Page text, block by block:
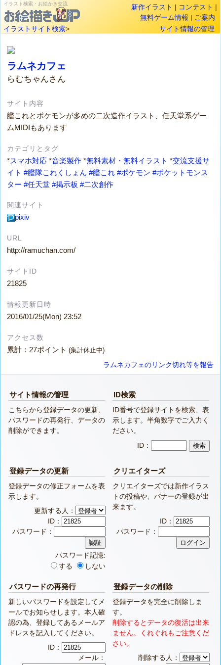
イラスト検索・お絵かき交流 新作イラスト | コンテスト |
無料ゲーム情報 | ご案内
イラストサイト検索> サイト情報の管理
ラムネカフェ
らむちゃんさん
サイト内容
艦これとポケモンが多めの二次造作イラスト、任天堂系ゲー
ムMIDIもあります
カテゴリとタグ
*スマホ対応 *音楽製作 *無料素材・無料イラスト *交流支援サ
イト #艦隊これくしょん #艦これ #ポケモン #ポケットモンス
ター #任天堂 #掲示板 #二次創作
関連サイト
pixiv
URL
http://ramuchan.com/
サイトID
21825
情報更新日時
2016/01/25(Mon) 23:52
アクセス数
累計：27ポイント(集計休止中)
ラムネカフェのリンク切れ等を報告
サイト情報の管理
こちらから登録データの更新、
パスワードの再発行、データの
削除ができます。
ID検索
ID番号で登録サイトを検索、表
示します。半角数字でご入力く
ださい。
ID：
登録データの更新
登録データの修正フォームを表
示します。
更新する人：
ID：
パスワード：
パスワード記憶:
する
しない
クリエイターズ
クリエイターズでは新作イラス
トの投稿や、バナーの登録が出
来ます。
ID：
パスワード：
パスワードの再発行
新しいパスワードを設定してメ
ールでお知らせします。本人確
認の為、登録してあるメールア
ドレスを記入してください。
ID：
メール：
登録データの削除
登録データを完全に削除しま
す。
削除するとデータの復活は出来
ません。くれぐれもご注意くだ
さい。
削除する人：